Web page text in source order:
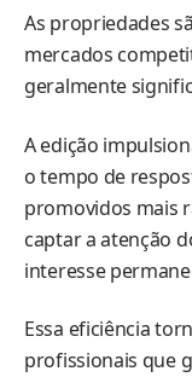
As propriedades
mercados
geralmente
A edição
o tempo de
promovidos mais
captar a atenção
interesse
Essa eficiência
profissionais que